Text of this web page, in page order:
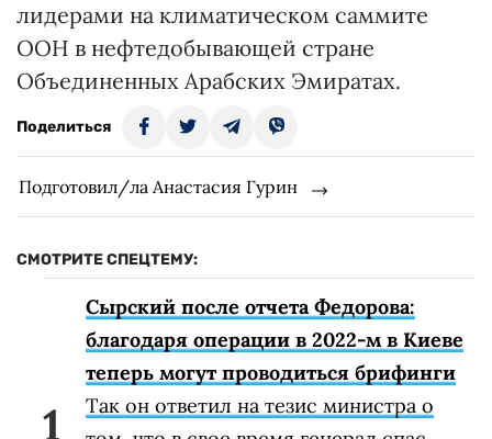
лидерами на климатическом саммите
ООН в нефтедобывающей стране
Объединенных Арабских Эмиратах.
Поделиться
Подготовил/ла Анастасия Гурин
СМОТРИТЕ СПЕЦТЕМУ:
Сырский после отчета Федорова:
благодаря операции в 2022-м в Киеве
теперь могут проводиться брифинги
Так он ответил на тезис министра о